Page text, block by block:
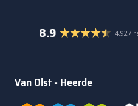
8.9 4.927
Van Olst - Heerde